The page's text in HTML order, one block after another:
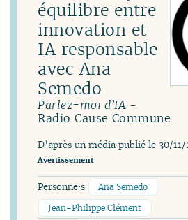
équilibre entre
innovation et
IA responsable
avec Ana
Semedo
Parlez-moi d’IA-
Radio Cause Commune
D’après un média publié le 30/
Avertissement
Personne·s
Ana Semedo
Jean-Philippe Clément